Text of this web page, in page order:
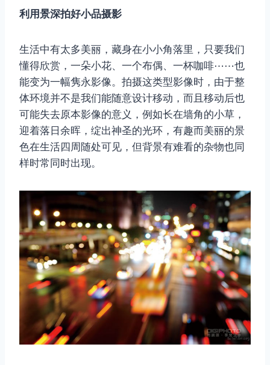
利用景深拍好小品摄影
生活中有太多美丽，藏身在小小角落里，只要我们
懂得欣赏，一朵小花、一个布偶、一杯咖啡⋯⋯也
能变为一幅隽永影像。拍摄这类型影像时，由于整
体环境并不是我们能随意设计移动，而且移动后也
可能失去原本影像的意义，例如长在墙角的小草，
迎着落日余晖，绽出神圣的光环，有趣而美丽的景
色在生活四周随处可见，但背景有难看的杂物也同
样时常同时出现。